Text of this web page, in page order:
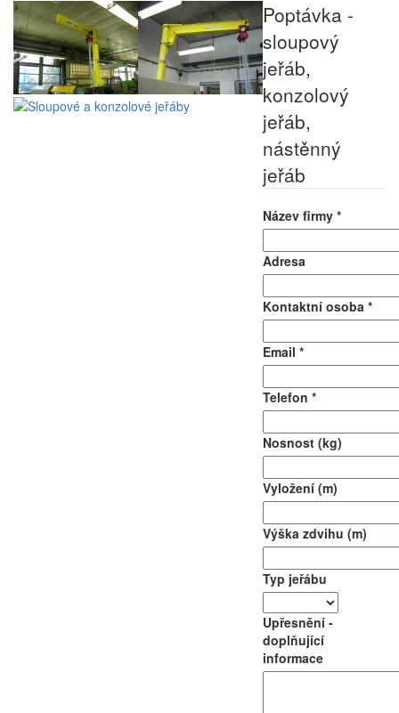
Poptávka -
sloupový
jeřáb,
konzolový
jeřáb,
nástěnný
jeřáb
Název firmy *
Adresa
Kontaktní osoba *
Email *
Telefon *
Nosnost (kg)
Vyložení (m)
Výška zdvihu (m)
Typ jeřábu
Upřesnění -
doplňující
informace